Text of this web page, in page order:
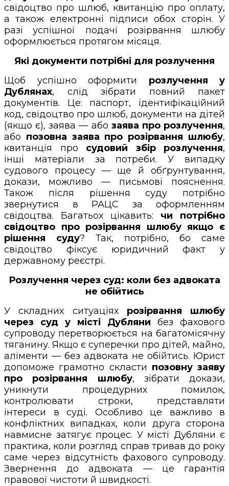
свідоцтво про шлюб, квитанцію про оплату,
а також електронні підписи обох сторін. У
разі успішної подачі розірвання шлюбу
оформлюється протягом місяця.
Які документи потрібні для розлучення
Щоб успішно оформити розлучення у
Дублянах, слід зібрати повний пакет
документів. Це: паспорт, ідентифікаційний
код, свідоцтво про шлюб, документи на дітей
(якщо є), заява — або заява про розлучення,
або позовна заява про розірвання шлюбу,
квитанція про судовий збір розлучення,
інші матеріали за потреби. У випадку
судового процесу — ще й обґрунтування,
докази, можливо — письмові пояснення.
Також після рішення суду потрібно
звернутися в РАЦС за оформленням
свідоцтва. Багатьох цікавить: чи потрібно
свідоцтво про розірвання шлюбу якщо є
рішення суду? Так, потрібно, бо саме
свідоцтво фіксує юридичний факт у
державному реєстрі.
Розлучення через суд: коли без адвоката
не обійтись
У складних ситуаціях розірвання шлюбу
через суд у місті Дубляни без фахового
супроводу перетворюється на багатомісячну
тяганину. Якщо є суперечки про дітей, майно,
аліменти — без адвоката не обійтись. Юрист
допоможе грамотно скласти позовну заяву
про розірвання шлюбу, зібрати докази,
уникнути процедурних помилок,
контролювати строки, представляти
інтереси в суді. Особливо це важливо в
конфліктних випадках, коли друга сторона
навмисне затягує процес. У місті Дубляни є
практика, коли розгляд справ тривав до року
саме через відсутність фахового супроводу.
Звернення до адвоката — це гарантія
правової чистоти й швидкості.